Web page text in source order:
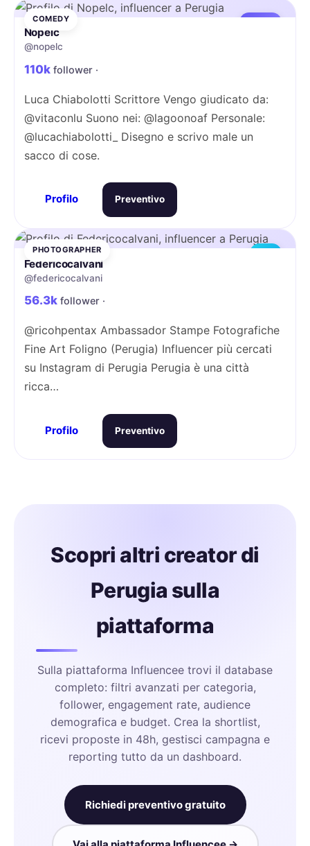
COMEDY
Nopelc
@nopelc
110kfollower ·
Luca Chiabolotti Scrittore Vengo giudicato da:
@vitaconlu Suono nei: @lagoonoaf Personale:
@lucachiabolotti_ Disegno e scrivo male un
sacco di cose.
Profilo Preventivo
PHOTOGRAPHER
Federicocalvani
@federicocalvani
56.3kfollower ·
@ricohpentax Ambassador Stampe Fotografiche
Fine Art Foligno (Perugia) Influencer più cercati
su Instagram di Perugia Perugia è una città
ricca…
Profilo Preventivo
Scopri altri creator di
Perugia sulla
piattaforma
Sulla piattaforma Influencee trovi il database
completo: filtri avanzati per categoria,
follower, engagement rate, audience
demografica e budget. Crea la shortlist,
ricevi proposte in 48h, gestisci campagna e
reporting tutto da un dashboard.
Richiedi preventivo gratuito